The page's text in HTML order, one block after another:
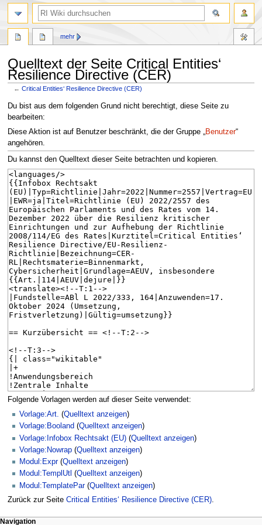
Quelltext der Seite Critical Entities‘
Resilience Directive (CER)
←Critical Entities‘ Resilience Directive (CER)
Zur
Navigation
springen
Zur
Suche
springen
Du bist aus dem folgenden Grund nicht berechtigt, diese Seite zu
bearbeiten:
Diese Aktion ist auf Benutzer beschränkt, die der Gruppe „Benutzer“
angehören.
Du kannst den Quelltext dieser Seite betrachten und kopieren.
Folgende Vorlagen werden auf dieser Seite verwendet:
Vorlage:Art. (Quelltext anzeigen)
Vorlage:Booland (Quelltext anzeigen)
Vorlage:Infobox Rechtsakt (EU) (Quelltext anzeigen)
Vorlage:Nowrap (Quelltext anzeigen)
Modul:Expr(Quelltext anzeigen)
Modul:TemplUtl (Quelltext anzeigen)
Modul:TemplatePar(Quelltext anzeigen)
Zurück zur Seite Critical Entities‘ Resilience Directive (CER).
Seitenaktionen
mehr
Meine Werkzeuge
Navigation
Suche